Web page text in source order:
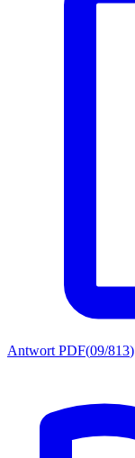
Antwort PDF(09/813)